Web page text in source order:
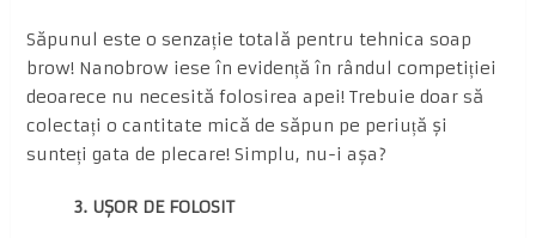
Săpunul este o senzație totală pentru tehnica soap
brow! Nanobrow iese în evidență în rândul competiției
deoarece nu necesită folosirea apei! Trebuie doar să
colectați o cantitate mică de săpun pe periuță și
sunteți gata de plecare! Simplu, nu-i așa?
3. UȘOR DE FOLOSIT